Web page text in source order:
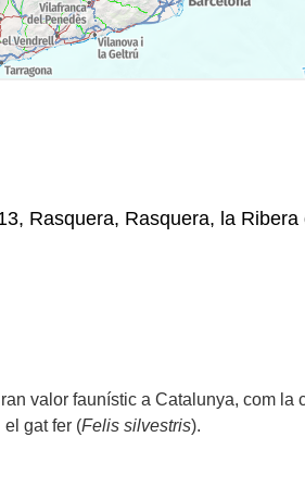
Rasquera, Rasquera, la Ribera
valor faunístic a Catalunya, com la
el gat fer (Felis silvestris).